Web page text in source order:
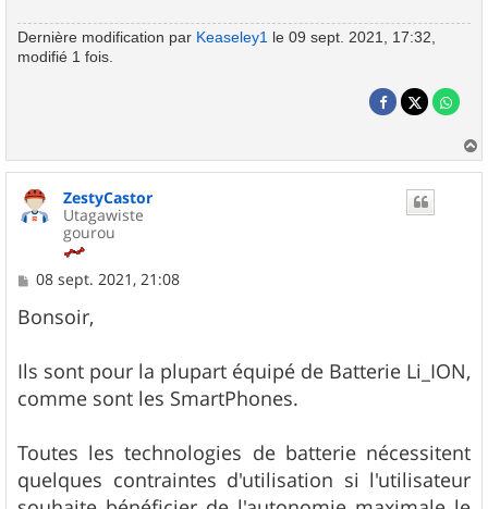
Dernière modification par Keaseley1 le 09 sept. 2021, 17:32,
modifié 1 fois.
a
ZestyCastor
Utagawiste
gourou
M
s
s
g
e
08 sept. 2021, 21:08
Bonsoir,
Ils sont pour la plupart équipé de Batterie Li_ION,
comme sont les SmartPhones.
Toutes les technologies de batterie nécessitent
quelques contraintes d'utilisation si l'utilisateur